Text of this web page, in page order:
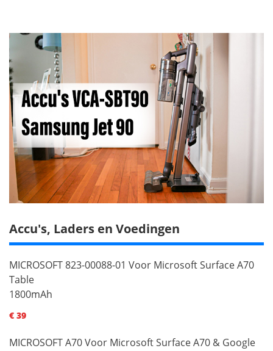
Accu's, Laders en Voedingen
MICROSOFT 823-00088-01 Voor Microsoft Surface A70
Table
1800mAh
€ 39
MICROSOFT A70 Voor Microsoft Surface A70 & Google